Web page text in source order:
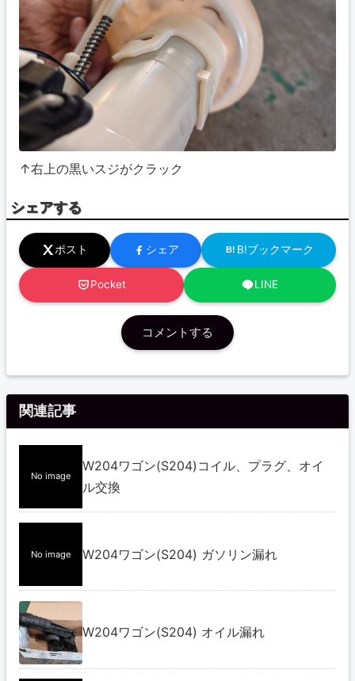
↑右上の黒いスジがクラック
シェアする
ポスト シェア B! B!ブックマーク
Pocket LINE
コメントする
関連記事
No image
W204ワゴン(S204)コイル、プラグ、オイ
ル交換
No image W204ワゴン(S204) ガソリン漏れ
W204ワゴン(S204) オイル漏れ